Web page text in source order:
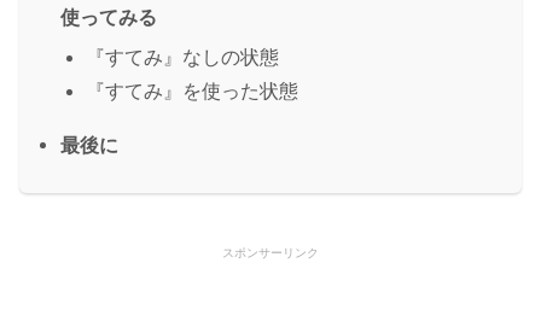
使ってみる
『すてみ』なしの状態
『すてみ』を使った状態
最後に
スポンサーリンク